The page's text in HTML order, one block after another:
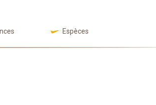
Espèces